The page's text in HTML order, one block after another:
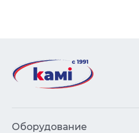
Оборудование